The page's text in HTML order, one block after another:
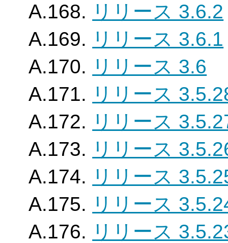
A.168. リリース 3.6.2
A.169. リリース 3.6.1
A.170. リリース 3.6
A.171. リリース
A.172. リリース
A.173. リリース
A.174. リリース
A.175. リリース
A.176. リリース